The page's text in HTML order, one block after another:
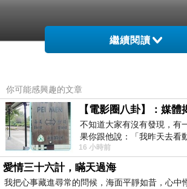
繼續閱讀
你可能感興趣的文章
不知道大家有沒有發現，有
果你跟他說：「我昨天去看
出一種慈祥的微笑，然後問
16 小時前
愛情三十六計，瞞天過海
我把心事藏進尋常的問候，海面平靜如昔，心中